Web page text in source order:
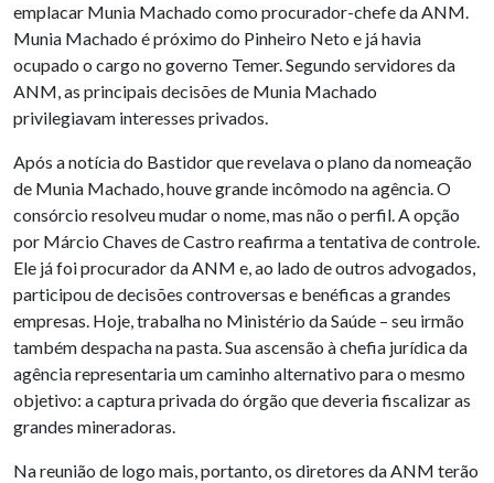
emplacar Munia Machado como procurador-chefe da ANM.
Munia Machado é próximo do Pinheiro Neto e já havia
ocupado o cargo no governo Temer. Segundo servidores da
ANM, as principais decisões de Munia Machado
privilegiavam interesses privados.
Após a notícia do Bastidor que revelava o plano da nomeação
de Munia Machado, houve grande incômodo na agência. O
consórcio resolveu mudar o nome, mas não o perfil. A opção
por Márcio Chaves de Castro reafirma a tentativa de controle.
Ele já foi procurador da ANM e, ao lado de outros advogados,
participou de decisões controversas e benéficas a grandes
empresas. Hoje, trabalha no Ministério da Saúde – seu irmão
também despacha na pasta. Sua ascensão à chefia jurídica da
agência representaria um caminho alternativo para o mesmo
objetivo: a captura privada do órgão que deveria fiscalizar as
grandes mineradoras.
Na reunião de logo mais, portanto, os diretores da ANM terão